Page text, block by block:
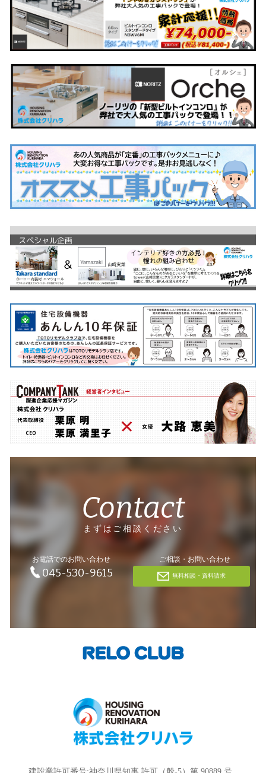
Contact
まずはご相談ください
お電話でのお問い合わせ
045-530-9615
ご相談・お問い合わせ
無料相談・資料請求